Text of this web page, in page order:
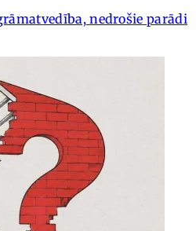
nedrošie parādi